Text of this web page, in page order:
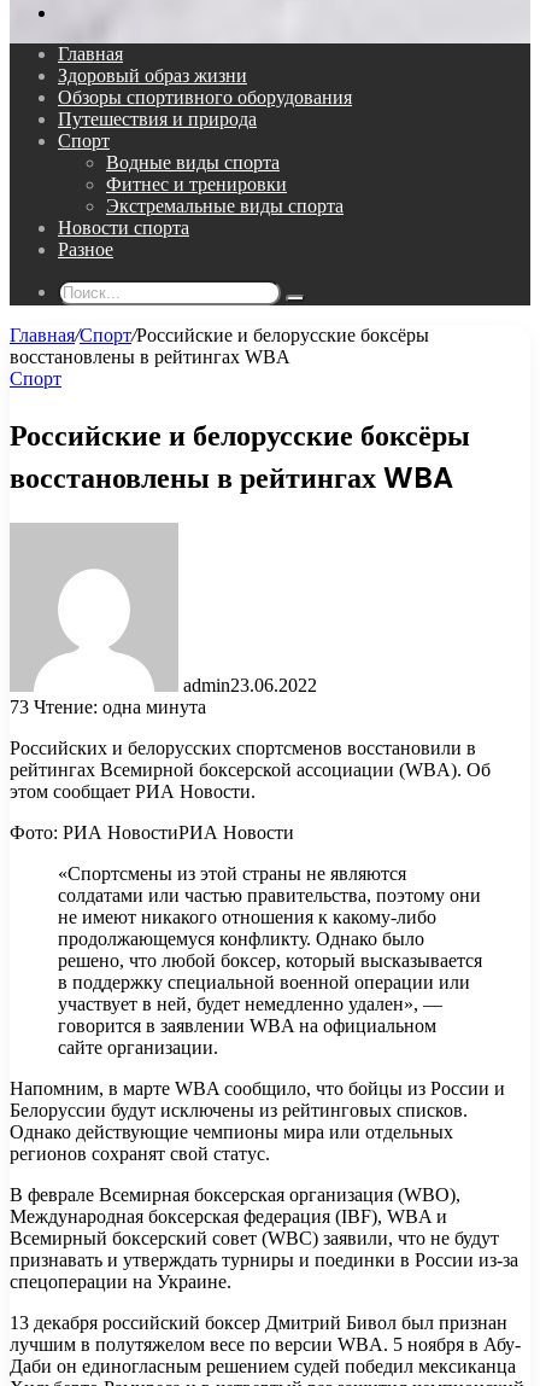
Главная
Здоровый образ жизни
Обзоры спортивного оборудования
Путешествия и природа
Спорт
Водные виды спорта
Фитнес и тренировки
Экстремальные виды спорта
Новости спорта
Разное
Поиск...
Главная/Спорт/Российские и белорусские боксёры
восстановлены в рейтингах WBA
Спорт
Российские и белорусские боксёры
восстановлены в рейтингах WBA
admin23.06.2022
73 Чтение: одна минута
Российских и белорусских спортсменов восстановили в
рейтингах Всемирной боксерской ассоциации (WBA). Об
этом сообщает РИА Новости.
Фото: РИА НовостиРИА Новости
«Спортсмены из этой страны не являются
солдатами или частью правительства, поэтому они
не имеют никакого отношения к какому-либо
продолжающемуся конфликту. Однако было
решено, что любой боксер, который высказывается
в поддержку специальной военной операции или
участвует в ней, будет немедленно удален», —
говорится в заявлении WBA на официальном
сайте организации.
Напомним, в марте WBA сообщило, что бойцы из России и
Белоруссии будут исключены из рейтинговых списков.
Однако действующие чемпионы мира или отдельных
регионов сохранят свой статус.
В феврале Всемирная боксерская организация (WBO),
Международная боксерская федерация (IBF), WBA и
Всемирный боксерский совет (WBC) заявили, что не будут
признавать и утверждать турниры и поединки в России из-за
спецоперации на Украине.
13 декабря российский боксер Дмитрий Бивол был признан
лучшим в полутяжелом весе по версии WBA. 5 ноября в Абу-
Даби он единогласным решением судей победил мексиканца